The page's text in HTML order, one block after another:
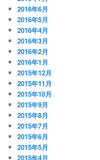
2016年6月
2016年5月
2016年4月
2016年3月
2016年2月
2016年1月
2015年12月
2015年11月
2015年10月
2015年9月
2015年8月
2015年7月
2015年6月
2015年5月
2015年4月